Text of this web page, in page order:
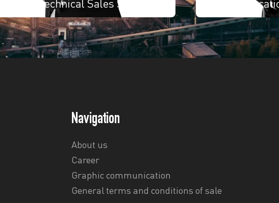
Regional Technical Sales Sweden KAM/
Navigation
About us
Career
Graphic communication
General terms and conditions of sale